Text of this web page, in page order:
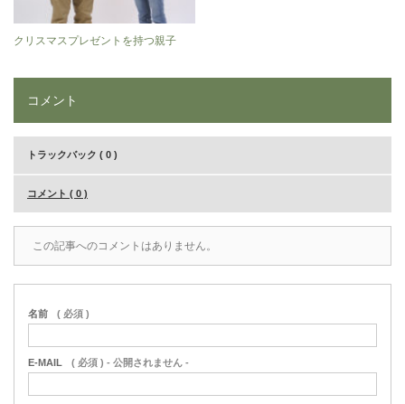
クリスマスプレゼントを持つ親子
コメント
トラックバック ( 0 )
コメント ( 0 )
この記事へのコメントはありません。
名前 ( 必須 )
E-MAIL ( 必須 ) - 公開されません -